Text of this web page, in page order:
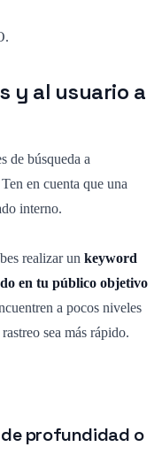
y al usuario a
de búsqueda a
en cuenta que una
interno.
realizar un keyword
en tu público objetivo
a pocos niveles
sea más rápido.
de profundidad o